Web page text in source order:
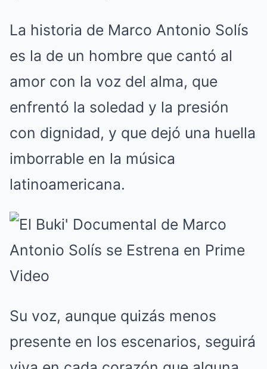
La historia de Marco Antonio Solís
es la de un hombre que cantó al
amor con la voz del alma, que
enfrentó la soledad y la presión
con dignidad, y que dejó una huella
imborrable en la música
latinoamericana.
Su voz, aunque quizás menos
presente en los escenarios, seguirá